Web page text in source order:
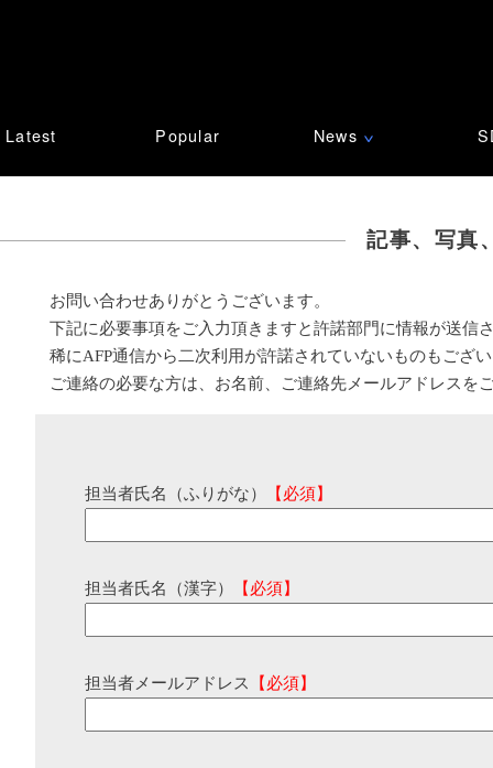
Latest Popular News ∨
記事、写真
お問い合わせありがとうございます。
下記に必要事項をご入力頂きますと許諾部門に情報が送信
稀にAFP通信から二次利用が許諾されていないものもござ
ご連絡の必要な方は、お名前、ご連絡先メールアドレスを
担当者氏名（ふりがな） 【必須】
担当者氏名（漢字） 【必須】
担当者メールアドレス 【必須】